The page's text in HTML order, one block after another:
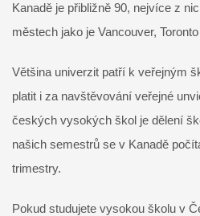
Kanadě je přibližně 90, nejvíce z
městech jako je Vancouver,
Většina univerzit patří k veřejným
platit i za navštěvování veřejné
českých vysokých škol je dělení
našich semestrů se v Kanadě
trimestry.
Pokud studujete vysokou školu v